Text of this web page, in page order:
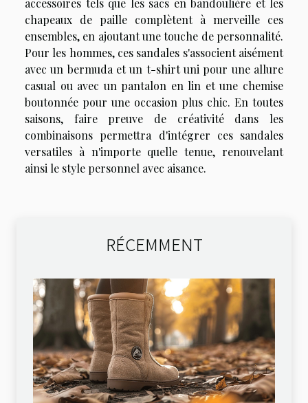
chapeaux de paille complètent à merveille ces
ensembles, en ajoutant une touche de personnalité.
Pour les hommes, ces sandales s'associent aisément
avec un bermuda et un t-shirt uni pour une allure
casual ou avec un pantalon en lin et une chemise
boutonnée pour une occasion plus chic. En toutes
saisons, faire preuve de créativité dans les
combinaisons permettra d'intégrer ces sandales
versatiles à n'importe quelle tenue, renouvelant
ainsi le style personnel avec aisance.
RÉCEMMENT